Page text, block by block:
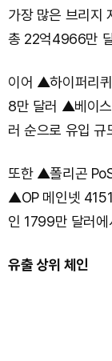
가장 많은 브리지
총 22억4966만
이어 ▲하이퍼리
8만 달러 ▲베이
러 순으로 유입 규
또한 ▲폴리곤
▲OP 메인넷
인 1799만 달러에
유출 상위 체인